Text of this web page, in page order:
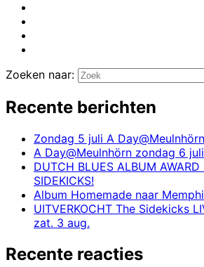
Zoeken naar:
Recente berichten
Zondag 5 juli A Day@Meulnhörn
A Day@Meulnhörn zondag 6
DUTCH BLUES ALBUM
SIDEKICKS!
Album Homemade naar
UITVERKOCHT The Sidekicks
zat. 3 aug.
Recente reacties